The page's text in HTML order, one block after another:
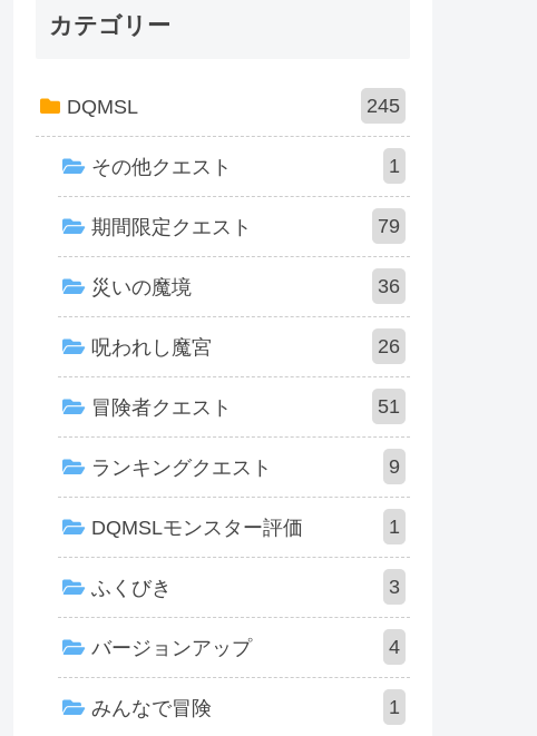
カテゴリー
DQMSL 245
その他クエスト 1
期間限定クエスト 79
災いの魔境 36
呪われし魔宮 26
冒険者クエスト 51
ランキングクエスト 9
DQMSLモンスター評価 1
ふくびき 3
バージョンアップ 4
みんなで冒険 1